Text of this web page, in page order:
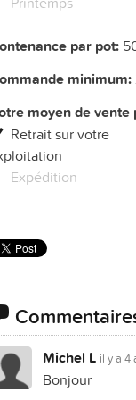
par pot:
minimum:
moyen de vente
Retrait sur votre
Expédition
Michel L il y a 4
Bonjour